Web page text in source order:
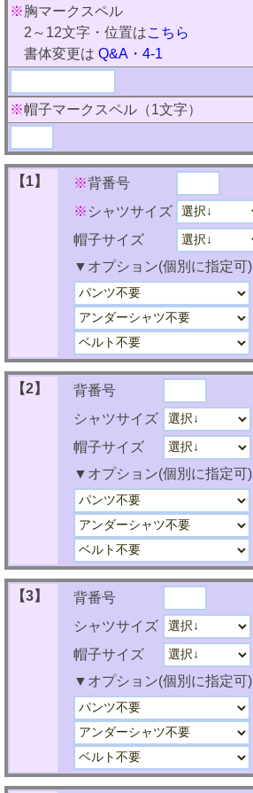
※ 胸マークスペル
2～12文字・位置はこちら
書体変更は Q&A・4-1
※帽子マークスペル（1文字）
【1】 ※背番号
※ シャツサイズ
帽子サイズ
▼オプション(個別に指定可)
【2】
背番号
シャツサイズ
帽子サイズ
▼オプション(個別に指定可)
【3】
背番号
シャツサイズ
帽子サイズ
▼オプション(個別に指定可)